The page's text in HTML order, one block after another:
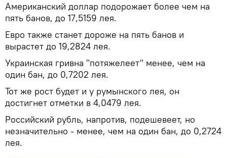
Американский доллар подорожает более чем на
пять банов, до 17,5159 лея.
Евро также станет дороже на пять банов и
вырастет до 19,2824 лея.
Украинская гривна "потяжелеет" менее, чем на
один бан, до 0,7202 лея.
Тот же рост будет и у румынского лея, он
достигнет отметки в 4,0479 лея.
Российский рубль, напротив, подешевеет, но
незначительно - менее, чем на один бан, до 0,2724
лея.